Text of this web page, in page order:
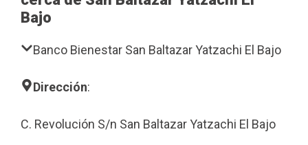
Bajo
Banco Bienestar San Baltazar Yatzachi El Bajo
Dirección:
C. Revolución S/n San Baltazar Yatzachi El Bajo